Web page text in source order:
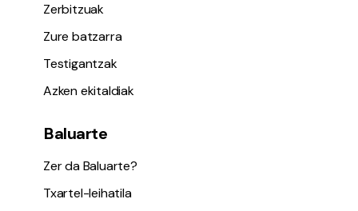
Zerbitzuak
Zure batzarra
Testigantzak
Azken ekitaldiak
Baluarte
Zer da Baluarte?
Txartel-leihatila